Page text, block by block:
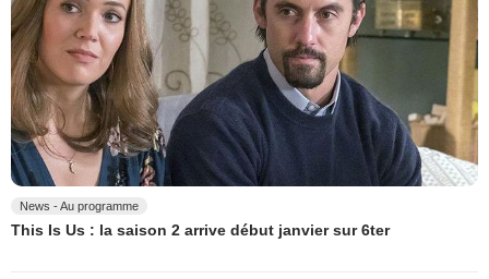
News - Au programme
This Is Us : la saison 2 arrive début janvier sur 6ter